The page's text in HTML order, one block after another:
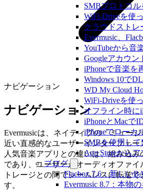
SMBプロトコ
WiFi-Driveを使
クラウドストレ
Evermusic、
YouTubeから音
Googleアカウ
iPhoneで音楽を
Windows 10で
WD My Cloud
WiFi-Driveを使
オフライン時に
iPhoneとMacで
iPhoneでローカ
SMBを使用して
App Storeから
ブログ
Flacbox 7.6：新しい
Evermusic 8.7：本物
ナビゲーション
ナビゲーション
Evermusicは、ネイティブの「ミュー
近い直感的なユーザーインターフェ
人気音楽アプリとの違いは、組み込
であり、ユーザーがオーディオファ
トレージとの間でシームレスに転送
す。